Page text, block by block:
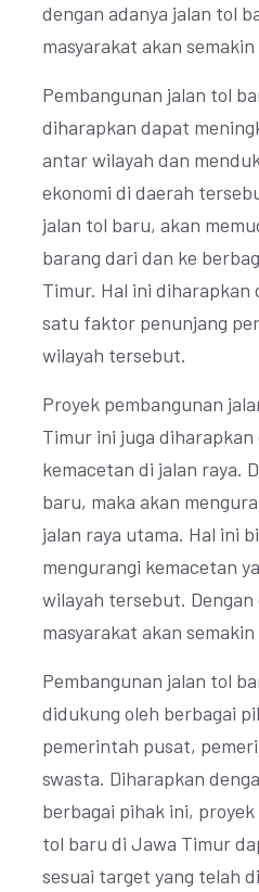
dengan adanya jalan tol
masyarakat akan
Pembangunan jalan tol
diharapkan dapat
antar wilayah dan
ekonomi di daerah
jalan tol baru, akan
barang dari dan ke
Timur. Hal ini diharapkan
satu faktor penunjang
wilayah tersebut.
Proyek pembangunan
Timur ini juga
kemacetan di jalan raya.
baru, maka akan
jalan raya utama. Hal ini
mengurangi kemacetan
wilayah tersebut.
masyarakat akan
Pembangunan jalan tol
didukung oleh berbagai
pemerintah pusat,
swasta. Diharapkan
berbagai pihak ini,
tol baru di Jawa Timur
sesuai target yang telah